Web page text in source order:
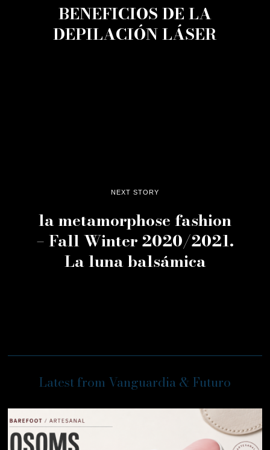
BENEFICIOS DE LA
DEPILACIÓN LÁSER
NEXT STORY
la metamorphose fashion
– Fall Winter 2020/2021.
La luna balsámica
Latest from Vanguardia & Futuro